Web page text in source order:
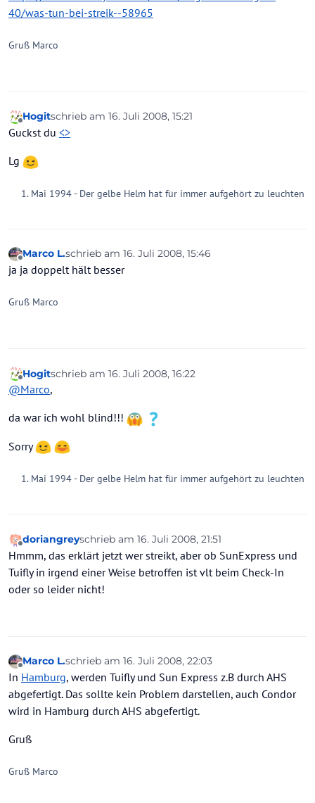
40/was-tun-bei-streik--58965
Gruß Marco
Offline
Hogitschrieb am 16. Juli 2008, 15:21
zuletzt editiert von
Guckst du <>
Lg
Mai 1994 - Der gelbe Helm hat für immer aufgehört zu leuchten
Offline
Marco L.schrieb am 16. Juli 2008, 15:46
zuletzt editiert von
ja ja doppelt hält besser
Gruß Marco
Offline
Hogitschrieb am 16. Juli 2008, 16:22
zuletzt editiert von
@Marco,
da war ich wohl blind!!!
Sorry
Mai 1994 - Der gelbe Helm hat für immer aufgehört zu leuchten
Offline
doriangreyschrieb am 16. Juli 2008, 21:51
zuletzt editiert von
Hmmm, das erklärt jetzt wer streikt, aber ob SunExpress und
Tuifly in irgend einer Weise betroffen ist vlt beim Check-In
oder so leider nicht!
Offline
Marco L.schrieb am 16. Juli 2008, 22:03
zuletzt editiert von
In Hamburg, werden Tuifly und Sun Express z.B durch AHS
abgefertigt. Das sollte kein Problem darstellen, auch Condor
wird in Hamburg durch AHS abgefertigt.
Gruß
Gruß Marco